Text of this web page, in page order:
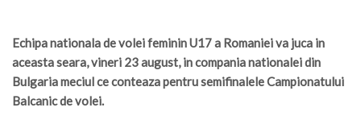
Echipa nationala de volei feminin U17 a Romaniei va juca in
aceasta seara, vineri 23 august, in compania nationalei din
Bulgaria meciul ce conteaza pentru semifinalele Campionatului
Balcanic de volei.